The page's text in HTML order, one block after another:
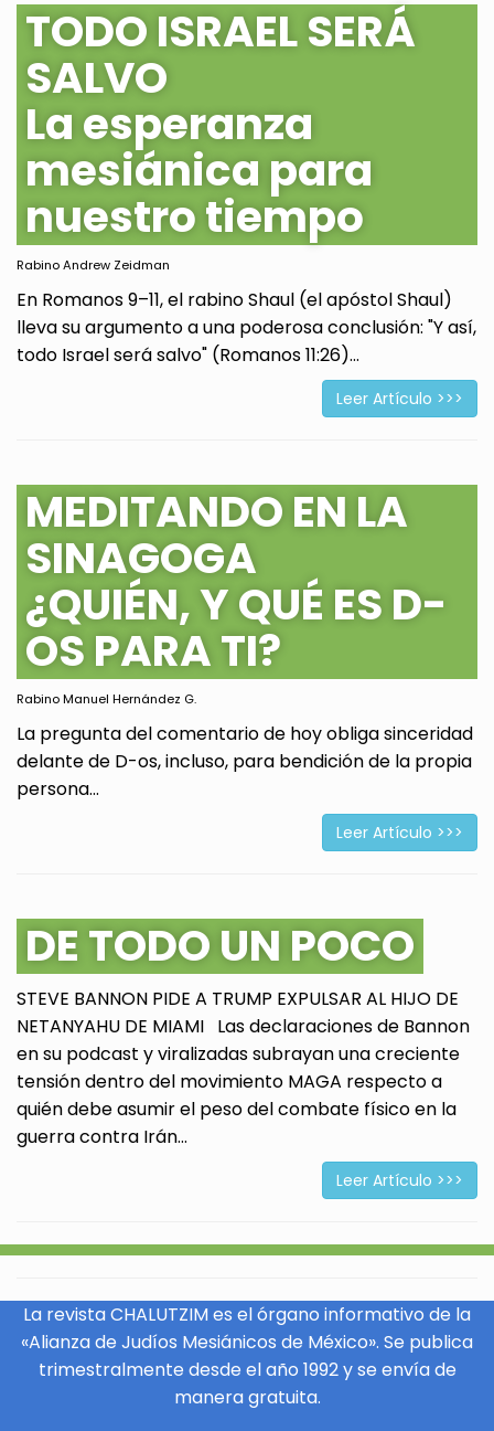
TODO ISRAEL SERÁ
SALVO
La esperanza
mesiánica para
nuestro tiempo
Rabino Andrew Zeidman
En Romanos 9–11, el rabino Shaul (el apóstol Shaul)
lleva su argumento a una poderosa conclusión: "Y así,
todo Israel será salvo" (Romanos 11:26)...
Leer Artículo >>>
MEDITANDO EN LA
SINAGOGA
¿QUIÉN, Y QUÉ ES D-
OS PARA TI?
Rabino Manuel Hernández G.
La pregunta del comentario de hoy obliga sinceridad
delante de D-os, incluso, para bendición de la propia
persona...
Leer Artículo >>>
DE TODO UN POCO
STEVE BANNON PIDE A TRUMP EXPULSAR AL HIJO DE
NETANYAHU DE MIAMI Las declaraciones de Bannon
en su podcast y viralizadas subrayan una creciente
tensión dentro del movimiento MAGA respecto a
quién debe asumir el peso del combate físico en la
guerra contra Irán...
Leer Artículo >>>
La revista CHALUTZIM es el órgano informativo de la
«Alianza de Judíos Mesiánicos de México». Se publica
trimestralmente desde el año 1992 y se envía de
manera gratuita.